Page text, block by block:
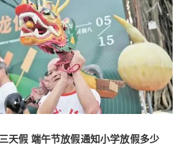
天假 端午节放假通知小学放假多少